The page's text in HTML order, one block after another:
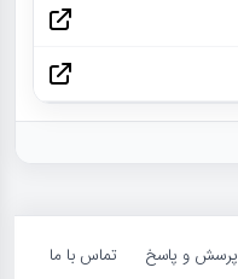
پرسش و پاسخ
تماس با ما